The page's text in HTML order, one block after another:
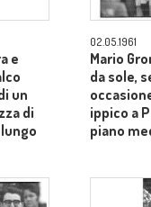
e
un
di
02.05.1961
Mario
da sole,
ippico a
piano